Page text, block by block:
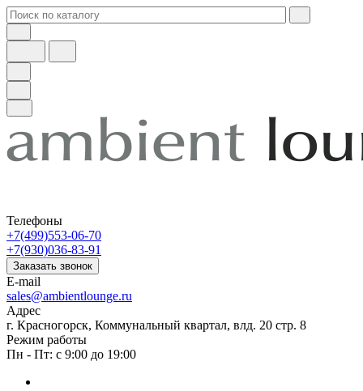
Телефоны
+7(499)553-06-70
+7(930)036-83-91
Заказать звонок
E-mail
sales@ambientlounge.ru
Адрес
г. Красногорск, Коммунальный квартал, влд. 20 стр. 8
Режим работы
Пн - Пт: с 9:00 до 19:00